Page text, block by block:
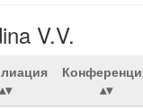
V.V.